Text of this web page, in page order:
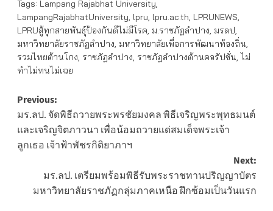
Tags: Lampang Rajabhat University,
LampangRajabhatUniversity, lpru, lpru.ac.th, LPRUNEWS,
LPRUสู้ทุกสายพันธุ์ป้องกันดีไม่มีโรค, ม.ราชภัฏลำปาง, มรลป,
มหาวิทยาลัยราชภัฏลำปาง, มหาวิทยาลัยเพื่อการพัฒนาท้องถิ่น,
รวมไทยต้านโกง, ราชภัฏลำปาง, ราชภัฏลำปางต้านคอรัปชั่น, ไม่
ทำไม่ทนไม่เฉย
Post
navigation
Previous:
มร.ลป. จัดพิธีถวายพระพรชัยมงคล พิธีเจริญพระพุทธมนต์
และเจริญจิตภาวนา เพื่อน้อมถวายแด่สมเด็จพระเจ้า
ลูกเธอ เจ้าฟ้าพัชรกิติยาภาฯ
Next:
มร.ลป. เตรียมพร้อมพิธีรับพระราชทานปริญญาบัตร
มหาวิทยาลัยราชภัฏกลุ่มภาคเหนือ ฝึกซ้อมเป็นวันแรก